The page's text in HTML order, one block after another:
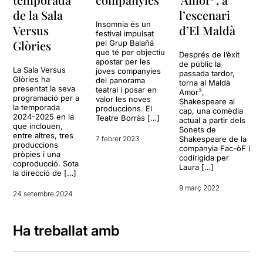
de la Sala
Versus
Glòries
La Sala Versus
Glòries ha
presentat la seva
programació per a
la temporada
2024-2025 en la
que inclouen,
entre altres, tres
produccions
pròpies i una
coproducció. Sota
la direcció de […]
24 setembre 2024
Insomnia és un
festival impulsat
pel Grup Balañá
que té per objectiu
apostar per les
joves companyies
del panorama
teatral i posar en
valor les noves
produccions. El
Teatre Borràs […]
7 febrer 2023
l’escenari
d’El Maldà
Després de l’èxit
de públic la
passada tardor,
torna al Maldà
Amor³,
Shakespeare al
cap, una comèdia
actual a partir dels
Sonets de
Shakespeare de la
companyia Fac-òF i
codirigida per
Laura […]
9 març 2022
Ha treballat amb